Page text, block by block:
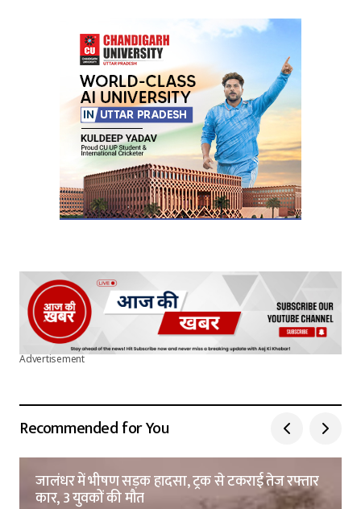
Your Name*
Your E-mail*
Submit Comment
Advertisement
Recommended for You
जालंधर में भीषण सड़क हादसा, ट्रक से टकराई तेज रफ्तार
कार, 3 युवकों की मौत